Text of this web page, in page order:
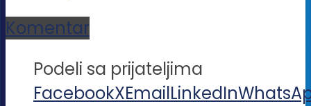
Komentar
Podeli sa prijateljima
FacebookXEmailLinkedIn